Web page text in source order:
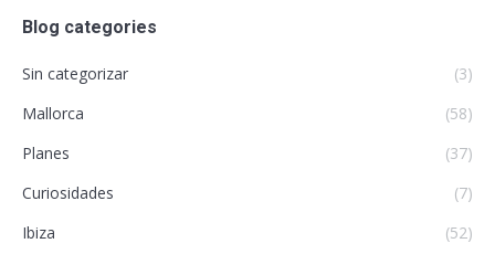
Blog categories
Sin categorizar
(3)
Mallorca
(58)
Planes
(37)
Curiosidades
(7)
Ibiza
(52)